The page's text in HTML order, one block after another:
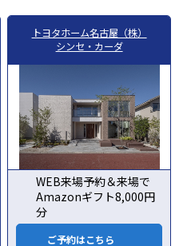
トヨタホーム名古屋（株）
シンセ・カーダ
WEB来場予約＆来場で
Amazonギフト8,000円
分
ご予約はこちら